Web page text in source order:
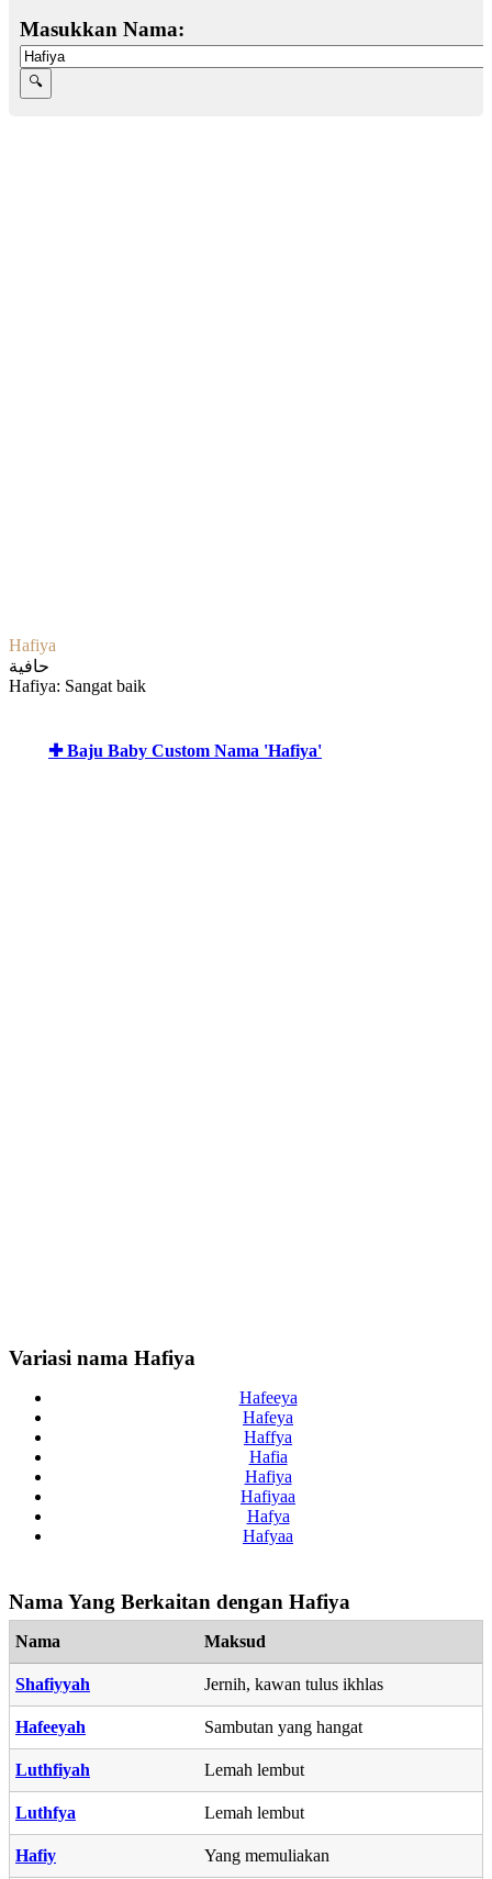
Masukkan Nama:
Hafiya
حافية
Hafiya: Sangat baik
✚ Baju Baby Custom Nama 'Hafiya'
Variasi nama Hafiya
Hafeeya
Hafeya
Haffya
Hafia
Hafiya
Hafiyaa
Hafya
Hafyaa
Nama Yang Berkaitan dengan Hafiya
Nama Maksud
Shafiyyah Jernih, kawan tulus ikhlas
Hafeeyah Sambutan yang hangat
Luthfiyah Lemah lembut
Luthfya Lemah lembut
Hafiy Yang memuliakan